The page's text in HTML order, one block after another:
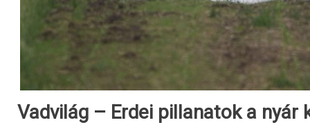
Vadvilág – Erdei pillanatok a nyár